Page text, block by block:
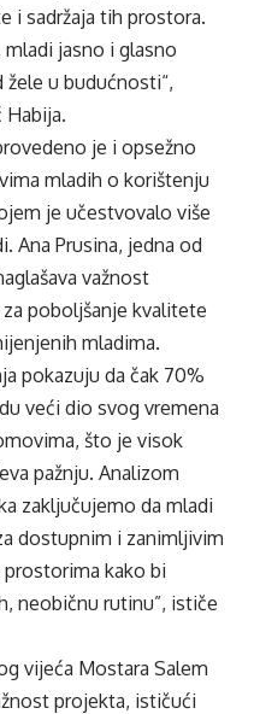
i sadržaja tih prostora.
jasno i glasno
žele u budućnosti“,
je i opsežno
mladih o korištenju
je učestvovalo više
Ana Prusina, jedna od
važnost
poboljšanje kvalitete
mladima.
pokazuju da čak 70%
veći dio svog vremena
što je visok
pažnju. Analizom
zaključujemo da mladi
dostupnim i zanimljivim
prostorima kako bi
neobičnu rutinu”, ističe
vijeća Mostara Salem
projekta, ističući